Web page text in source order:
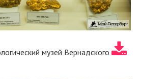
музей Вернадского